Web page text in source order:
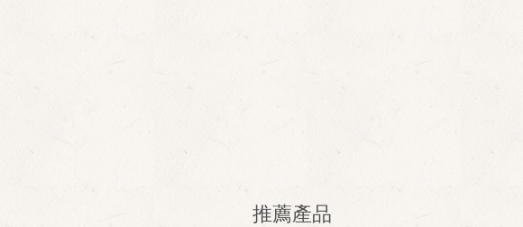
推薦產品